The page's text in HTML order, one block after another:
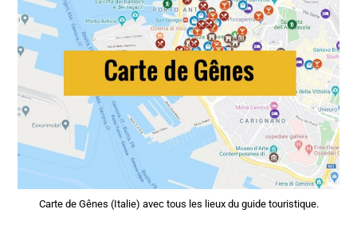
Carte de Gênes (Italie) avec tous les lieux du guide touristique.